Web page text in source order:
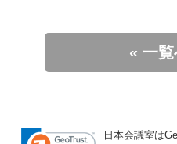
« 一
日本会議室は